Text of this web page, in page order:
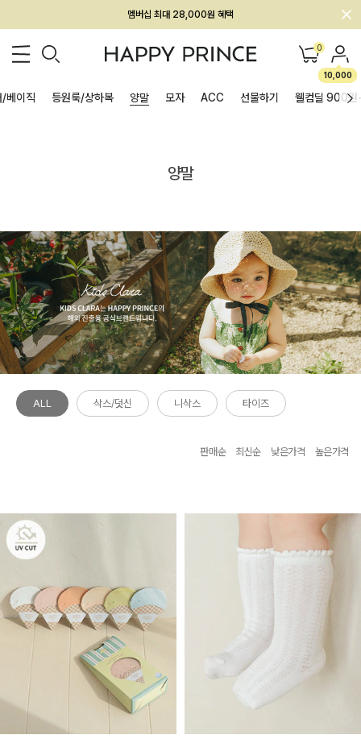
멤버십 최대 28,000원 혜택
0
10,000
/베이직 등원룩/상하복 양말 모자 ACC 선물하기 웰컴딜 900원
양말
ALL 삭스/덧신 니삭스 타이즈
판매순 최신순 낮은가격 높은가격